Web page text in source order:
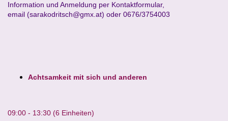
Information und Anmeldung per Kontaktformular,
email (sarakodritsch@gmx.at) oder 0676/3754003
Achtsamkeit mit sich und anderen
09:00 - 13:30 (6 Einheiten)